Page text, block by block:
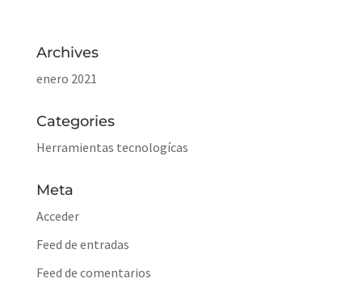
Archives
enero 2021
Categories
Herramientas tecnologícas
Meta
Acceder
Feed de entradas
Feed de comentarios